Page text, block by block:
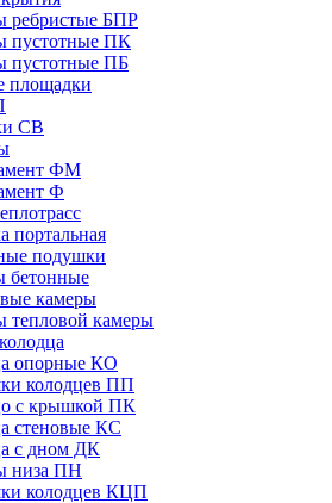
ребристые БПР
пустотные ПК
пустотные ПБ
площадки
СВ
ФМ
Ф
портальная
подушки
бетонные
камеры
тепловой камеры
опорные КО
колодцев ПП
с крышкой ПК
стеновые КС
с дном ДК
низа ПН
колодцев КЦП